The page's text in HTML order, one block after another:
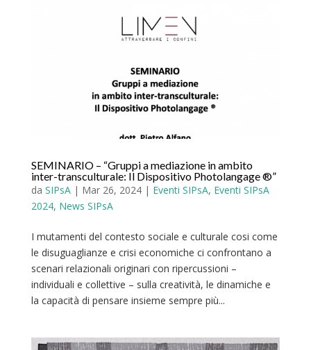
SEMINARIO – “Gruppi a mediazione in ambito
inter-transculturale: Il Dispositivo Photolangage ®”
da SIPsA| Mar 26, 2024| Eventi SIPsA, Eventi SIPsA
2024, News SIPsA
I mutamenti del contesto sociale e culturale cosi come
le disuguaglianze e crisi economiche ci confrontano a
scenari relazionali originari con ripercussioni –
individuali e collettive – sulla creatività, le dinamiche e
la capacità di pensare insieme sempre più...